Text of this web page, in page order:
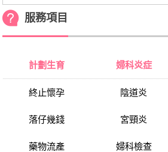
服務項目
計劃生育
終止懷孕
落仔幾錢
藥物流產
婦科炎症
陰道炎
宮頸炎
婦科檢查